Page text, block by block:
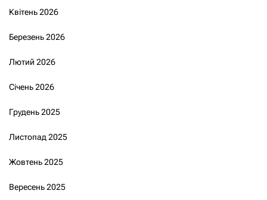
Квітень 2026
Березень 2026
Лютий 2026
Січень 2026
Грудень 2025
Листопад 2025
Жовтень 2025
Вересень 2025